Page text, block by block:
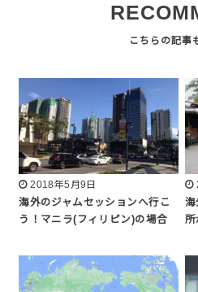
2018年5月9日
海外のジャムセッションへ行こ
う！マニラ(フィリピン)の場合
海
所